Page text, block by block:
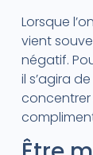
Lorsque
vient
négatif.
il s’agira
concentrer